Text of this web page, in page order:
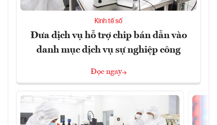
Kinh tế số
Đưa dịch vụ hỗ trợ chip bán dẫn vào
danh mục dịch vụ sự nghiệp công
Đọc ngay